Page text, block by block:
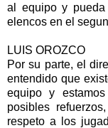
al equipo y pueda
elencos en el
LUIS OROZCO
Por su parte, el
entendido que
equipo y
posibles
respeto a los